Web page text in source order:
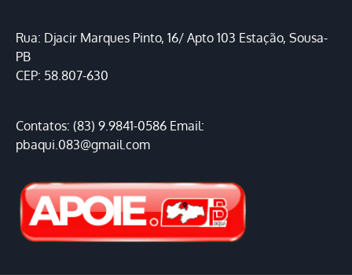
Rua: Djacir Marques Pinto, 16/ Apto 103 Estação, Sousa-
PB
CEP: 58.807-630
Contatos: (83) 9.9841-0586 Email:
pbaqui.083@gmail.com